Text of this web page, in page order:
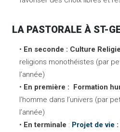
LA PASTORALE À ST-
En seconde : Culture
religions monothéistes (par
l’année)
En première : Formation
l’homme dans l’univers (par
l’année)
En terminale : Projet de vie :